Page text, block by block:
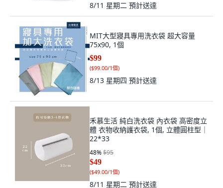
8/11 星期二 預計送達
MIT大型寢具專用洗衣袋 超大容量
75x90, 1個
$99
($99.00/1個)
8/13 星期四 預計送達
禾慕生活 純白洗衣袋 內衣袋 高密度立
體 衣物收納護衣袋, 1個, 立體圓柱型｜
22*33
48%$95
$49
($49.00/1個)
8/11 星期二 預計送達